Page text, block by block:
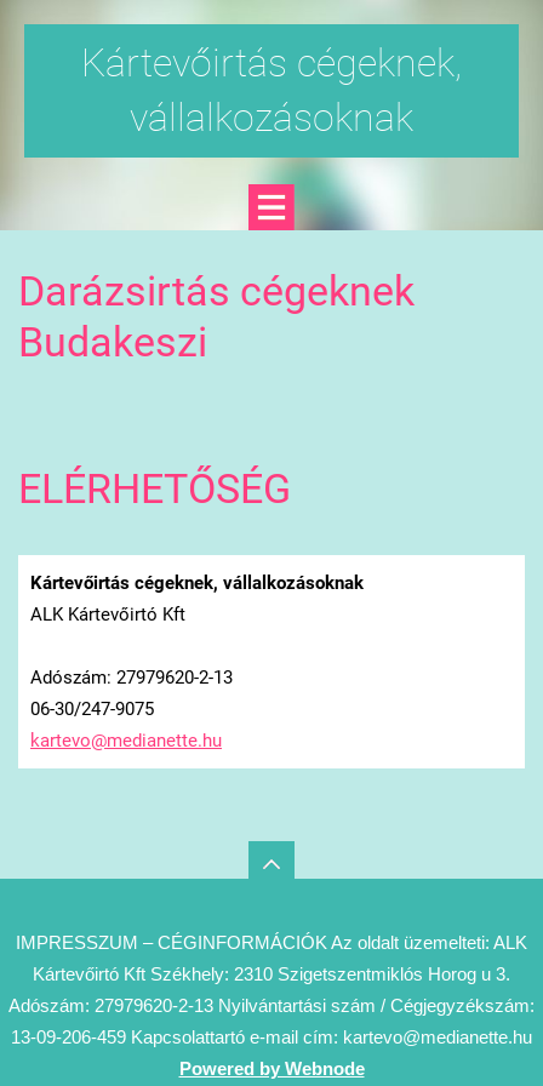
Kártevőirtás cégeknek,
vállalkozásoknak
Darázsirtás cégeknek
Budakeszi
ELÉRHETŐSÉG
Kártevőirtás cégeknek, vállalkozásoknak
ALK Kártevőirtó Kft
Adószám: 27979620-2-13
06-30/247-9075
kartevo@medianette.hu
IMPRESSZUM – CÉGINFORMÁCIÓK Az oldalt üzemelteti: ALK
Kártevőirtó Kft Székhely: 2310 Szigetszentmiklós Horog u 3.
Adószám: 27979620-2-13 Nyilvántartási szám / Cégjegyzékszám:
13-09-206-459 Kapcsolattartó e-mail cím: kartevo@medianette.hu
Powered by Webnode